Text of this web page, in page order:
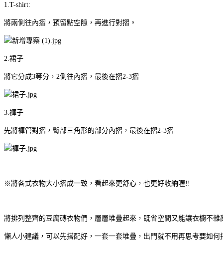
1.T-shirt:
將兩側往內摺，預留點空隙，再進行對摺。
2. 裙子
將它分成3等分， 2側往內摺，最後在摺2-3摺
3. 褲子
先將褲管對摺，臀部三角形的部分內摺，最後在摺2-3摺
※將各式衣物大小摺成一致，看起來更舒心，也更好收納喔!!
將排列整齊的豆腐磚衣物們，層層堆疊起來，既省空間又能讓衣櫥不雜
懶人小建議，可以先搭配好，一套一套堆疊，出門就不用再思考要如何